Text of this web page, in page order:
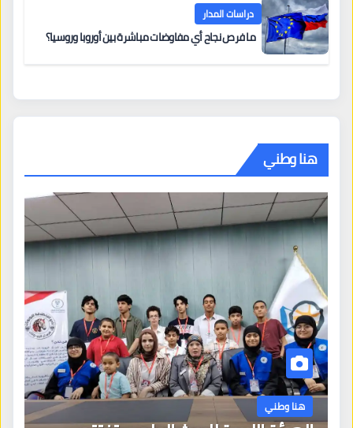
دراسات المدار
ما فرص نجاح أي مفاوضات مباشرة بين أوروبا وروسيا؟
هنا وطني
هنا وطني